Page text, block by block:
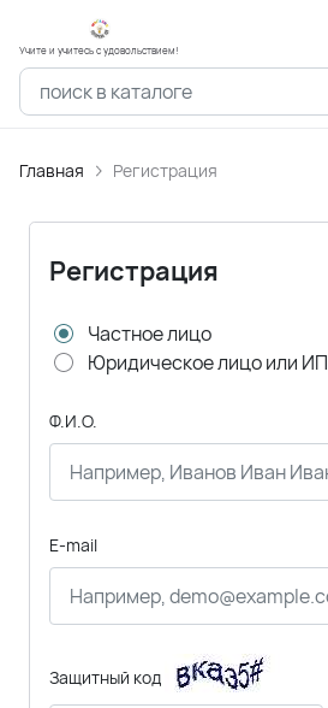
Учите и учитесь с удовольствием!
Главная Регистрация
Регистрация
Частное лицо
Юридическое лицо или ИП
Ф.И.О.
E-mail
Защитный код